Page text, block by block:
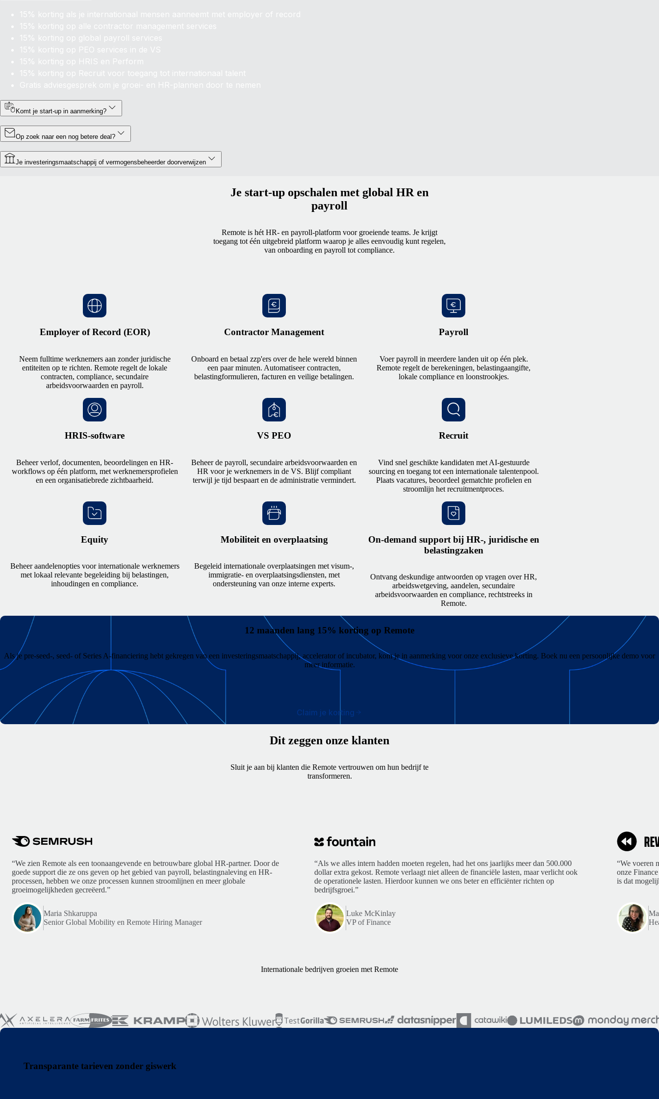
15% korting als je internationaal mensen aanneemt met employer of record
15% korting op alle contractor management services
15% korting op global payroll services
15% korting op PEO services in de VS
15% korting op HRIS en Perform
15% korting op Recruit voor toegang tot internationaal talent
Gratis adviesgesprek om je groei- en HR-plannen door te nemen
Komt je start-up in aanmerking?
Op zoek naar een nog betere deal?
Je investeringsmaatschappij of vermogensbeheerder doorverwijzen
Je start-up opschalen met global HR en
payroll
Remote is hét HR- en payroll-platform voor groeiende teams. Je krijgt
toegang tot één uitgebreid platform waarop je alles eenvoudig kunt regelen,
van onboarding en payroll tot compliance.
Employer of Record (EOR)
Neem fulltime werknemers aan zonder juridische
entiteiten op te richten. Remote regelt de lokale
contracten, compliance, secundaire
arbeidsvoorwaarden en payroll.
Contractor Management
Onboard en betaal zzp'ers over de hele wereld binnen
een paar minuten. Automatiseer contracten,
belastingformulieren, facturen en veilige betalingen.
Payroll
Voer payroll in meerdere landen uit op één plek.
Remote regelt de berekeningen, belastingaangifte,
lokale compliance en loonstrookjes.
HRIS-software
Beheer verlof, documenten, beoordelingen en HR-
workflows op één platform, met werknemersprofielen
en een organisatiebrede zichtbaarheid.
VS PEO
Beheer de payroll, secundaire arbeidsvoorwaarden en
HR voor je werknemers in de VS. Blijf compliant
terwijl je tijd bespaart en de administratie vermindert.
Recruit
Vind snel geschikte kandidaten met AI-gestuurde
sourcing en toegang tot een internationale talentenpool.
Plaats vacatures, beoordeel gematchte profielen en
stroomlijn het recruitmentproces.
Equity
Beheer aandelenopties voor internationale werknemers
met lokaal relevante begeleiding bij belastingen,
inhoudingen en compliance.
Mobiliteit en overplaatsing
Begeleid internationale overplaatsingen met visum-,
immigratie- en overplaatsingsdiensten, met
ondersteuning van onze interne experts.
On-demand support bij HR-, juridische en
belastingzaken
Ontvang deskundige antwoorden op vragen over HR,
arbeidswetgeving, aandelen, secundaire
arbeidsvoorwaarden en compliance, rechtstreeks in
Remote.
12 maanden lang 15% korting op Remote
Als je pre-seed-, seed- of Series A-financiering hebt gekregen van een investeringsmaatschappij, accelerator of incubator, kom je in aanmerking voor onze exclusieve korting. Boek nu een persoonlijke demo voor
meer informatie.
Claim je korting
Dit zeggen onze klanten
Sluit je aan bij klanten die Remote vertrouwen om hun bedrijf te
transformeren.
“We zien Remote als een toonaangevende en betrouwbare global HR-partner. Door de
goede support die ze ons geven op het gebied van payroll, belastingnaleving en HR-
processen, hebben we onze processen kunnen stroomlijnen en meer globale
groeimogelijkheden gecreëerd.”
Maria Shkaruppa
Senior Global Mobility en Remote Hiring Manager
“Als we alles intern hadden moeten regelen, had het ons jaarlijks meer dan 500.000
dollar extra gekost. Remote verlaagt niet alleen de financiële lasten, maar verlicht ook
de operationele lasten. Hierdoor kunnen we ons beter en efficiënter richten op
bedrijfsgroei.”
Luke McKinlay
VP of Finance
“We voeren
onze
is dat
Internationale bedrijven groeien met Remote
Transparante tarieven zonder giswerk